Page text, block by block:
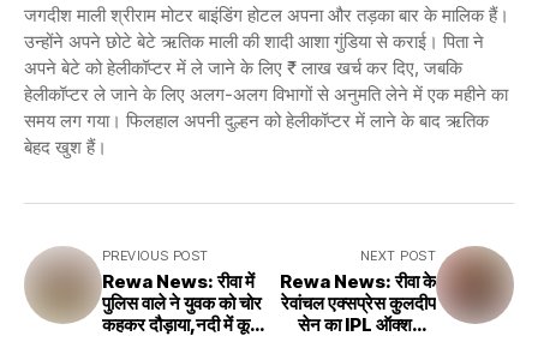
जगदीश माली श्रीराम मोटर बाइंडिंग होटल अपना और तड़का बार के मालिक हैं।
उन्होंने अपने छोटे बेटे ऋतिक माली की शादी आशा गुंडिया से कराई। पिता ने
अपने बेटे को हेलीकॉप्टर में ले जाने के लिए ₹ लाख खर्च कर दिए, जबकि
हेलीकॉप्टर ले जाने के लिए अलग-अलग विभागों से अनुमति लेने में एक महीने का
समय लग गया। फिलहाल अपनी दुल्हन को हेलीकॉप्टर में लाने के बाद ऋतिक
बेहद खुश हैं।
PREVIOUS POST
Rewa News: रीवा में
पुलिस वाले ने युवक को चोर
कहकर दौड़ाया,नदी में कूदा
NEXT POST
Rewa News: रीवा के
रेवांचल एक्सप्रेस कुलदीप
सेन का IPL ऑक्शन में